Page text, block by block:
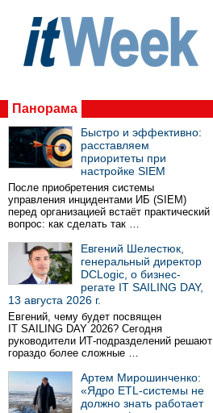
Панорама
Быстро и эффективно:
расставляем
приоритеты при
настройке SIEM
После приобретения системы
управления инцидентами ИБ (SIEM)
перед организацией встаёт практический
вопрос: как сделать так …
Евгений Шелестюк,
генеральный директор
DCLogic, о бизнес-
регате IT SAILING DAY,
13 августа 2026 г.
Евгений, чему будет посвящен
IT SAILING DAY 2026? Сегодня
руководители ИТ-подразделений решают
гораздо более сложные …
Артем Мирошинченко:
«Ядро ETL-системы не
должно знать работает